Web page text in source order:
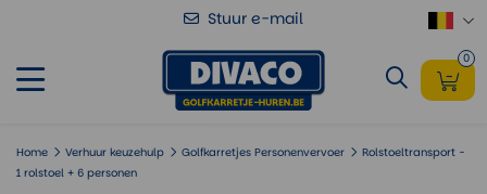
Stuur e-mail
0
Home Verhuur keuzehulp Golfkarretjes Personenvervoer
Rolstoeltransport -
1 rolstoel + 6 personen
rolstoel + 6 personen